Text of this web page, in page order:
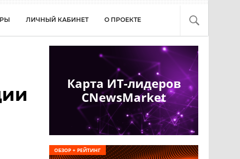
ЛИЧНЫЙ КАБИНЕТ О ПРОЕКТЕ
Карта ИТ-лидеров
CNewsMarket
ОБЗОР + РЕЙТИНГ